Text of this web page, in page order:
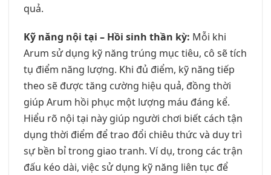
quả.
Kỹ năng nội tại – Hồi sinh thần kỳ: Mỗi khi
Arum sử dụng kỹ năng trúng mục tiêu, cô sẽ tích
tụ điểm năng lượng. Khi đủ điểm, kỹ năng tiếp
theo sẽ được tăng cường hiệu quả, đồng thời
giúp Arum hồi phục một lượng máu đáng kể.
Hiểu rõ nội tại này giúp người chơi biết cách tận
dụng thời điểm để trao đổi chiêu thức và duy trì
sự bền bỉ trong giao tranh. Ví dụ, trong các trận
đấu kéo dài, việc sử dụng kỹ năng liên tục để